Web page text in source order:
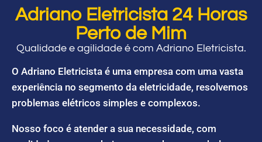
Adriano Eletricista 24 Horas
Perto de Mim
Qualidade e agilidade é com Adriano Eletricista.
O Adriano Eletricista é uma empresa com uma vasta
experiência no segmento da eletricidade, resolvemos
problemas elétricos simples e complexos.
Nosso foco é atender a sua necessidade, com